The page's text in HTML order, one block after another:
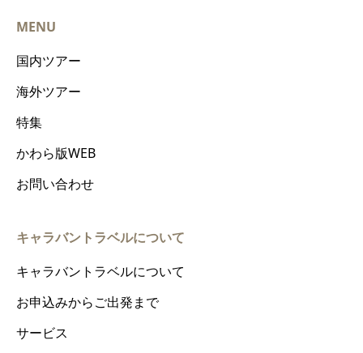
MENU
国内ツアー
海外ツアー
特集
かわら版WEB
お問い合わせ
キャラバントラベルについて
キャラバントラベルについて
お申込みからご出発まで
サービス